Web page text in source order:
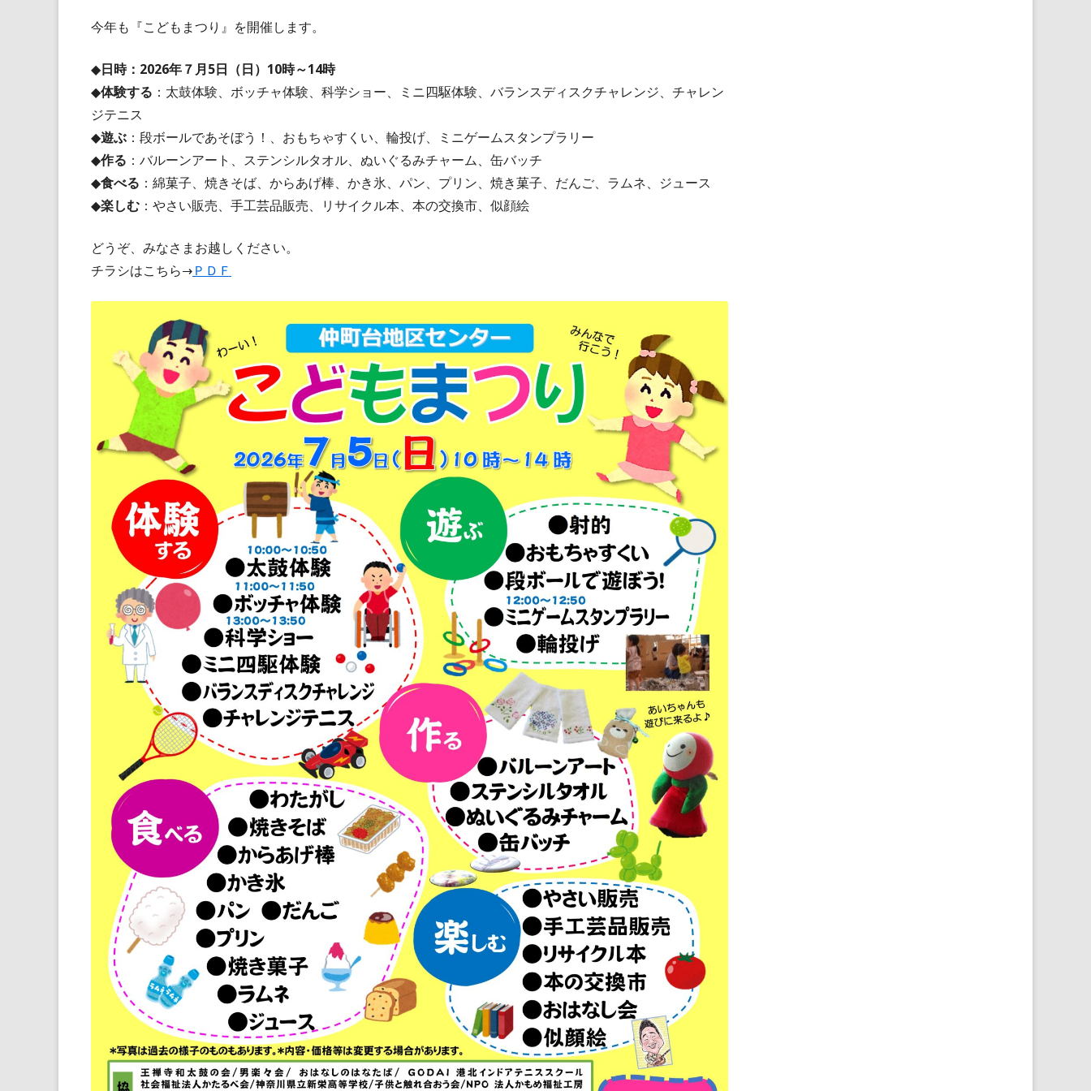
今年も『こどもまつり』を開催します。
◆日時：2026年７月5日（日）10時～14時
◆体験する ：太鼓体験、ボッチャ体験、科学ショー、ミニ四駆体験、バランスディスクチャレンジ、チャレン
ジテニス
◆遊ぶ ：段ボールであそぼう！、おもちゃすくい、輪投げ、ミニゲームスタンプラリー
◆作る ：バルーンアート、ステンシルタオル、ぬいぐるみチャーム、缶バッチ
◆食べる ：綿菓子、焼きそば、からあげ棒、かき氷、パン、プリン、焼き菓子、だんご、ラムネ、ジュース
◆楽しむ ：やさい販売、手工芸品販売、リサイクル本、本の交換市、似顔絵
どうぞ、みなさまお越しください。
チラシはこちら→ＰＤＦ